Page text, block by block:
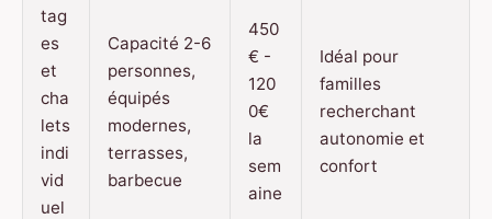
tag
es
et
cha
lets
indi
vid
uel
Capacité 2-6
personnes,
équipés
modernes,
terrasses,
barbecue
450
€ -
120
0€
la
sem
aine
Idéal pour
familles
recherchant
autonomie et
confort